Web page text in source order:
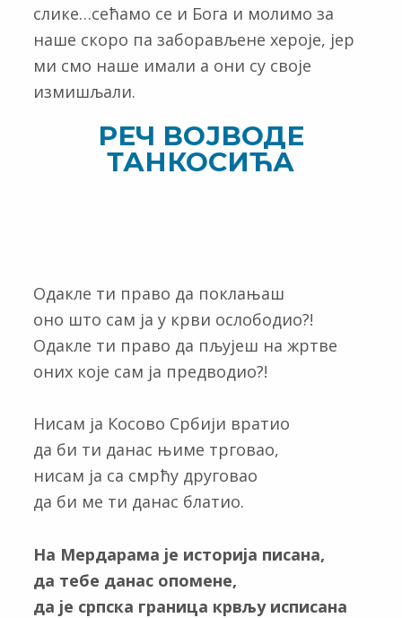
слике…сећамо се и Бога и молимо за
наше скоро па заборављене хероје, јер
ми смо наше имали а они су своје
измишљали.
РЕЧ ВОЈВОДЕ
ТАНКОСИЋА
Одакле ти право да поклањаш
оно што сам ја у крви ослободио?!
Одакле ти право да пљујеш на жртве
оних које сам ја предводио?!
Нисам ја Косово Србији вратио
да би ти данас њиме трговао,
нисам ја са смрћу друговао
да би ме ти данас блатио.
На Мердарама је историја писана,
да тебе данас опомене,
да је српска граница крвљу исписана